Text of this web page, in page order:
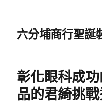
六分埔商行聖誕
彰化眼科成
品的君綺挑